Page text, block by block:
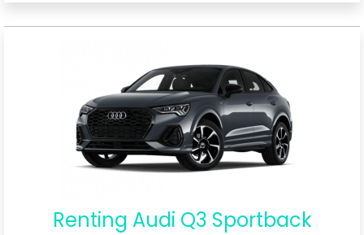
Renting Audi Q3 Sportback